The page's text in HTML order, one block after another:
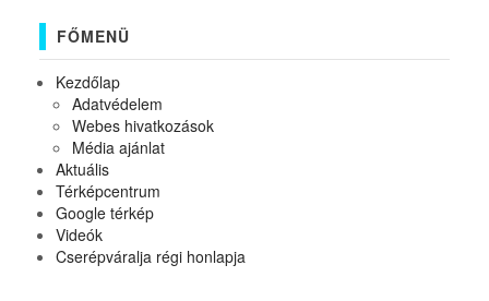
FŐMENÜ
Kezdőlap
Adatvédelem
Webes hivatkozások
Média ajánlat
Aktuális
Térképcentrum
Google térkép
Videók
Cserépváralja régi honlapja